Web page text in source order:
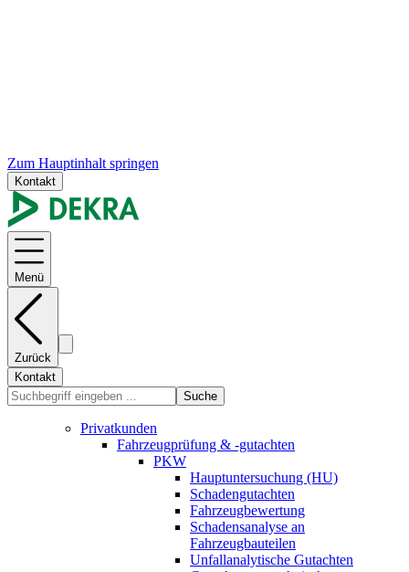
Zum Hauptinhalt springen
Kontakt
Menü
Zurück
Kontakt
Suche
Privatkunden
Fahrzeugprüfung & -gutachten
PKW
Hauptuntersuchung (HU)
Schadengutachten
Fahrzeugbewertung
Schadensanalyse an
Fahrzeugbauteilen
Unfallanalytische Gutachten